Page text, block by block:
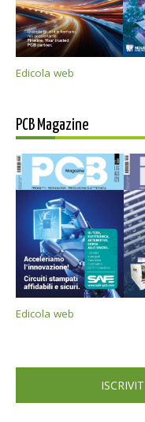
Edicola web
PCB Magazine
Edicola web